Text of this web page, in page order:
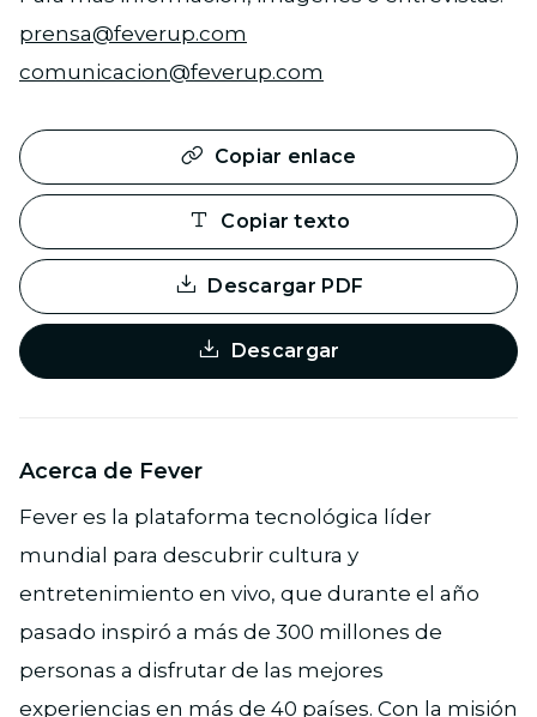
prensa@feverup.com
comunicacion@feverup.com
Copiar enlace
Copiar texto
Descargar PDF
Descargar
Acerca de Fever
Fever es la plataforma tecnológica líder
mundial para descubrir cultura y
entretenimiento en vivo, que durante el año
pasado inspiró a más de 300 millones de
personas a disfrutar de las mejores
experiencias en más de 40 países. Con la misión